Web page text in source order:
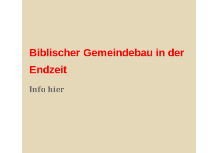
Biblischer Gemeindebau in der
Endzeit
Info hier